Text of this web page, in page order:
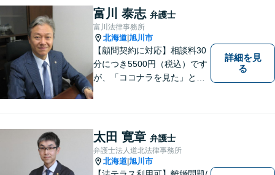
た、法的サービスの提供を行
います。お気軽にご相談くだ
さい。
富川 泰志 弁護士
富川法律事務所
北海道 旭川市
【顧問契約に対応】相談料30
分につき5500円（税込）です
が、「ココナラを見た」とお
す。
詳細を見
る
太田 寛章 弁護士
弁護士法人道北法律事務所
北海道 旭川市